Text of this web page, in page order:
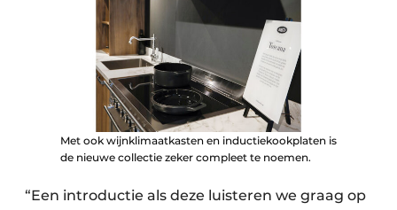
Met ook wijnklimaatkasten en inductiekookplaten is
de nieuwe collectie zeker compleet te noemen.
“Een introductie als deze luisteren we graag op